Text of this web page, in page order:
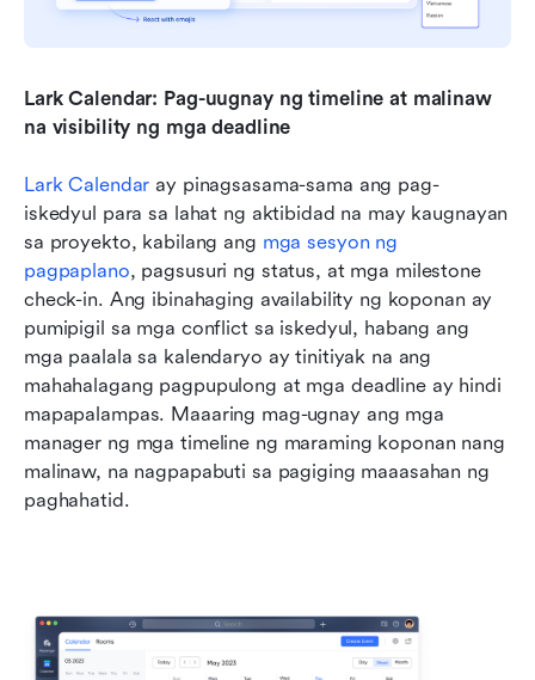
Lark Calendar: Pag-uugnay ng timeline at malinaw
na visibility ng mga deadline
Lark Calendar ay pinagsasama-sama ang pag-
iskedyul para sa lahat ng aktibidad na may kaugnayan
sa proyekto, kabilang ang mga sesyon ng
pagpaplano, pagsusuri ng status, at mga milestone
check-in. Ang ibinahaging availability ng koponan ay
pumipigil sa mga conflict sa iskedyul, habang ang
mga paalala sa kalendaryo ay tinitiyak na ang
mahahalagang pagpupulong at mga deadline ay hindi
mapapalampas. Maaaring mag-ugnay ang mga
manager ng mga timeline ng maraming koponan nang
malinaw, na nagpapabuti sa pagiging maaasahan ng
paghahatid.